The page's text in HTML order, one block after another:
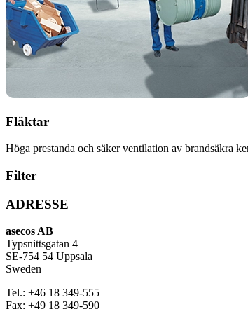
Fläktar
Höga prestanda och säker ventilation av brandsäkra
Filter
ADRESSE
asecos AB
Typsnittsgatan 4
SE-754 54 Uppsala
Sweden
Tel.: +46 18 349-555
Fax: +49 18 349-590